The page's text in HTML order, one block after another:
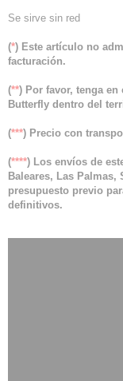
Se sirve sin red
(*) Este artículo no
facturación.
(**) Por favor, tenga
Butterfly dentro del
(***) Precio con
(****) Los envíos de
Baleares, Las Palmas,
presupuesto previo
definitivos.